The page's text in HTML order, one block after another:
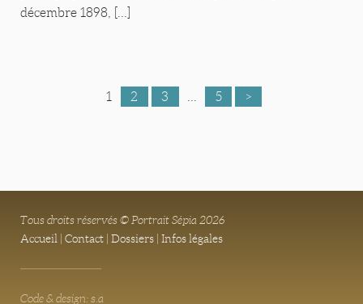
décembre 1898, [...]
1 2 3 5 >
Tous droits réservés © Portrait Sépia 2026
Accueil | Contact | Dossiers | Infos légales
Code & design: s.a